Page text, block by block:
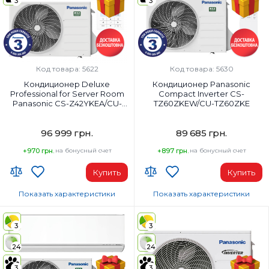
18000
Класс энергопотребления (охлаждение):
A+++
Цвет внутреннего блока:
24000
Класс энергопотребления
A++
Цвет внутреннего блока:
Код товара: 5622
Кондиционер Deluxe
Professional for Server Room
Panasonic CS-Z42YKEA/CU-
96 999 грн.
+970 грн. на бонусный счет
Купить
Wi-Fi модуль:
Wi-Fi (встроенный)
Площадь помещения, м²:
42
Мощность, BTU:
Показать характеристики
Код товара: 5630
Кондиционер Panasonic
Compact Inverter CS-
TZ60ZKEW/CU-TZ60ZKE
89 685 грн.
+897 грн. на бонусный счет
Купить
Wi-Fi модуль:
Wi-Fi (встроенный)
Площадь помещения, м²:
65
Мощность, BTU:
Показать характеристики
3
24
3
24